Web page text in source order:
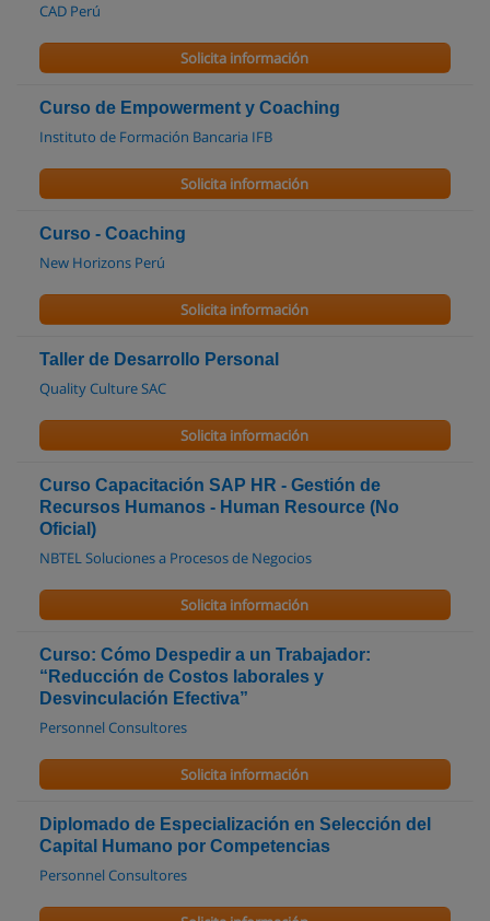
CAD Perú
Solicita información
Curso de Empowerment y Coaching
Instituto de Formación Bancaria IFB
Solicita información
Curso - Coaching
New Horizons Perú
Solicita información
Taller de Desarrollo Personal
Quality Culture SAC
Solicita información
Curso Capacitación SAP HR - Gestión de
Recursos Humanos - Human Resource (No
Oficial)
NBTEL Soluciones a Procesos de Negocios
Solicita información
Curso: Cómo Despedir a un Trabajador:
“Reducción de Costos laborales y
Desvinculación Efectiva”
Personnel Consultores
Solicita información
Diplomado de Especialización en Selección del
Capital Humano por Competencias
Personnel Consultores